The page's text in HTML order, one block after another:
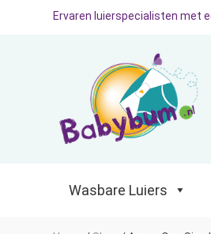
Wasbare Luiers
Ervaren luierspecialisten met
Wasbare Luiers